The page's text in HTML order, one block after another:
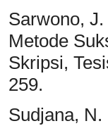
Sarwono,
Metode
Skripsi,
259.
Sudjana,